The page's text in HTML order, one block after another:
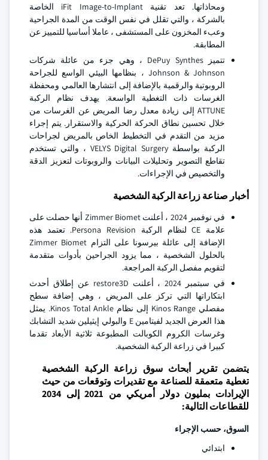
ومحاذاتها. تعد تقنية iFit Image-to-Implant الخاصة
بالشركة ، والتي تقلل في نفس الوقت من المدة الجراحية
وعبء المخزون على المستشفى ، عاملا أساسيا للتمييز عن
المطابقة.
تتميز DePuy Synthes ، وهي جزء من عائلة شركات
Johnson & Johnson ، بنظامها البيئي الواسع للجراحة
الروبوتية والرقمية بالإضافة إلى انتشارها العالمي ومحفظة
الغرسات ذات التغطية الواسعة. يهدف نظام الركبة
ATTUNE إلى زيادة معدل رضا المريض عن الغرسات من
خلال تحسين نطاق الحركة الحركية والاستقرار. يتم إجراء
مزيد من التقدم في التخطيط الخاص بالمريض لجراحات
الركبة بواسطة VELYS Digital Surgery ، والتي تستخدم
تقاطع التصوير وتحليلات البيانات والروبوتات لتعزيز الدقة
والتخصيص في الإجراءات.
أخبار صناعة زراعة الركبة الشخصية
في نوفمبر 2024 ، أعلنت Zimmer Biomet أنها حصلت على
علامة CE لنظام الركبة Persona Revision. تعتمد هذه
الإضافة إلى عائلة بيرسونا على التزام Zimmer Biomet
بالحلول الشخصية ، مما يزود الجراحين بأدوات متقدمة
لتقويم مفصل الركبة المراجعة.
في سبتمبر 2024 ، أعلنت restore3D عن إطلاق أحدث
ابتكاراتها التي تركز على المريض ، وهي إضافة سطح
مفصلي Kinos Range إلى نظام Kinos Total Ankle. يمثل
هذا العرض الجديد لفيتامين E والبولي إيثيلين شديد التشابك
وغرسات الكروم الكوبالت المطبوعة ثلاثية الأبعاد تقدما
كبيرا في زراعة الركبة الشخصية.
يتضمن تقرير أبحاث سوق زراعة الركبة الشخصية
تغطية متعمقة للصناعة مع تقديرات وتوقعات من حيث
الإيرادات بمليون دولار أمريكي من 2021 إلى 2034
للقطاعات التالية:
السوق، حسب الإجراء
ابتدائي